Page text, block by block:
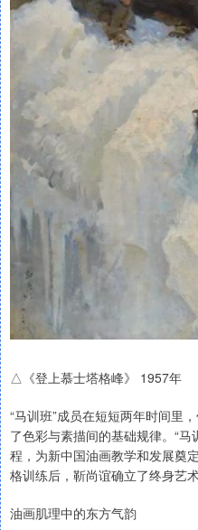
△《登上慕士塔格峰》 1957年
“马训班”成员在短短两年时间里
了色彩与素描间的基础规律。“
程，为新中国油画教学和发展奠
格训练后，靳尚谊确立了终身艺术
油画肌理中的东方气韵